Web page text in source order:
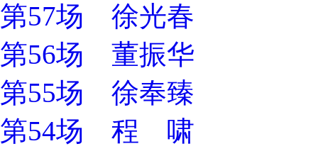
第57场 徐光春
第56场 董振华
第55场 徐奉臻
第54场 程 啸